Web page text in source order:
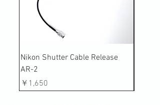
Nikon Shutter Cable Release
AR-2
価格
￥1,650